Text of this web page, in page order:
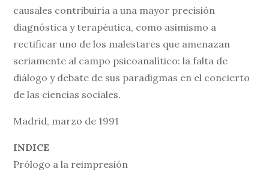
causales contribuiría a una mayor precisión
diagnóstica y terapéutica, como asimismo a
rectificar uno de los malestares que amenazan
seriamente al campo psicoanalítico: la falta de
diálogo y debate de sus paradigmas en el concierto
de las ciencias sociales.
Madrid, marzo de 1991
INDICE
Prólogo a la reimpresión